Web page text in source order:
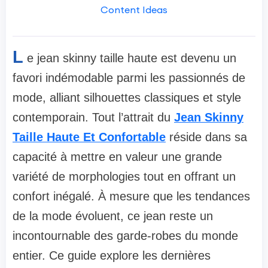
Content Ideas
L e jean skinny taille haute est devenu un
favori indémodable parmi les passionnés de
mode, alliant silhouettes classiques et style
contemporain. Tout l’attrait du Jean Skinny
Taille Haute Et Confortable réside dans sa
capacité à mettre en valeur une grande
variété de morphologies tout en offrant un
confort inégalé. À mesure que les tendances
de la mode évoluent, ce jean reste un
incontournable des garde-robes du monde
entier. Ce guide explore les dernières